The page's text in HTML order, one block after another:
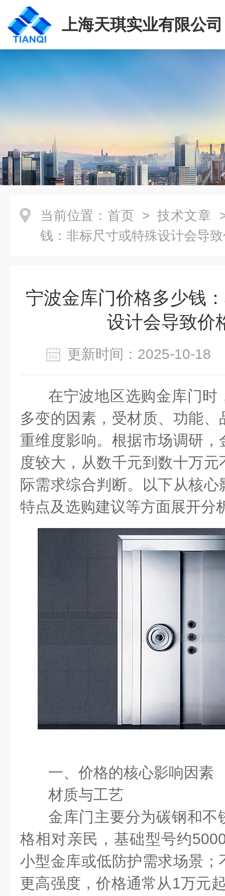
上海天琪实业有限公司
当前位置： 首页 > 技术文章
钱：非标尺寸或特殊设计会导
宁波金库门价格多少钱
设计会导致价
更新时间：2025-10-
在宁波地区选购金库门时
多变的因素，受材质、功能
重维度影响。根据市场调研
度较大，从数千元到数十万
际需求综合判断。以下从核
特点及选购建议等方面展开分
一、价格的核心影响因素
材质与工艺
金库门主要分为碳钢和不
格相对亲民，基础型号约
小型金库或低防护需求场景
更高强度，价格通常从1万元